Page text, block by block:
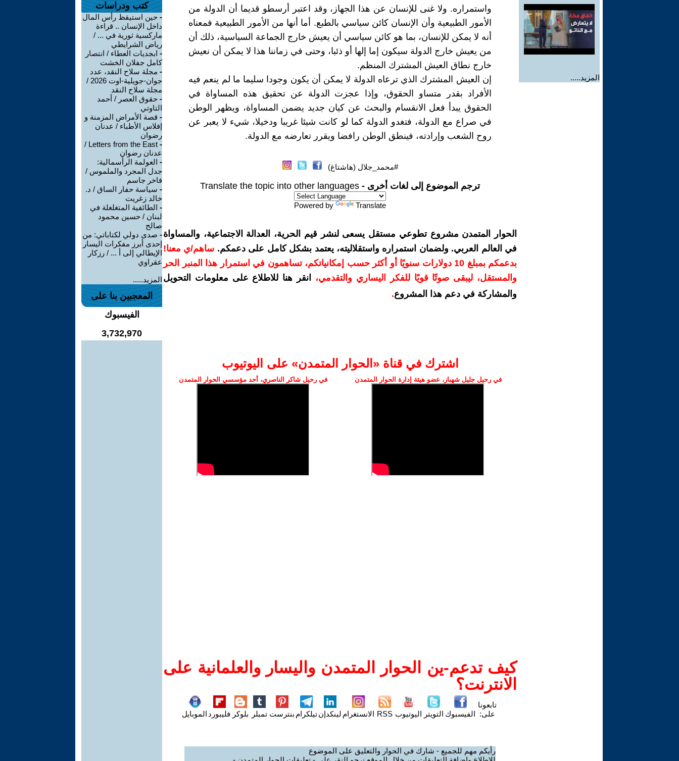
المزيد.....
واستمراره. ولا غنى للإنسان عن هذا الجهاز، وقد اعتبر أرسطو قديما أن الدولة من
الأمور الطبيعية وأن الإنسان كائن سياسي بالطبع. أما أنها من الأمور الطبيعية فمعناه
أنه لا يمكن للإنسان، بما هو كائن سياسي أن يعيش خارج الجماعة السياسية، ذلك أن
من يعيش خارج الدولة سيكون إما إلها أو ذئبا، وحتى في زماننا هذا لا يمكن أن نعيش
خارج نطاق العيش المشترك المنظم.
إن العيش المشترك الذي ترعاه الدولة لا يمكن أن يكون وجودا سليما ما لم ينعم فيه
الأفراد بقدر متساو الحقوق، وإذا عجزت الدولة عن تحقيق هذه المساواة في
الحقوق يبدأ فعل الانقسام والبحث عن كيان جديد يضمن المساواة، ويظهر الوطن
في صراع مع الدولة، فتغدو الدولة كما لو كانت شيئا غريبا ودخيلا، شيء لا يعبر عن
روح الشعب وإرادته، فينطق الوطن رافضا ويقرر تعارضه مع الدولة.
#محمد_جلال (هاشتاغ)
ترجم الموضوع إلى لغات أخرى - Translate the topic into other languages
Powered by Translate
الحوار المتمدن مشروع تطوعي مستقل يسعى لنشر قيم الحرية، العدالة الاجتماعية، والمساواة
في العالم العربي. ولضمان استمراره واستقلاليته، يعتمد بشكل كامل على دعمكم. ساهم/ي معنا!
بدعمكم بمبلغ 10 دولارات سنويًا أو أكثر حسب إمكانياتكم، تساهمون في استمرار هذا المنبر الحر
والمستقل، ليبقى صوتًا قويًا للفكر اليساري والتقدمي،
انقر هنا للاطلاع على معلومات التحويل
والمشاركة في دعم هذا المشروع.
اشترك في قناة ‫«الحوار المتمدن» على اليوتيوب
في رحيل جليل شهباز، عضو هيئة إدارة الحوار المتمدن في رحيل شاكر الناصري، أحد مؤسسي الحوار المتمدن
كيف تدعم-ين الحوار المتمدن واليسار والعلمانية على
الانترنت؟
تابعونا
على: الفيسبوك التويتر اليوتيوب RSS الانستغرام لينكدإنتيلكرام بنترست تمبلر بلوكر فليبورد الموبايل
رأيكم مهم للجميع - شارك في الحوار والتعليق على الموضوع
كتب ودراسات
- حين استيقظ رأس المال
داخل الإنسان .. قراءة
ماركسية ثورية في ... /
رياض الشرايطي
- ابجديات العطاء / انتصار
كامل جفلان الخشت
- مجلة سلاح النقد، عدد
جوان-جويلية-اوت 2026 /
مجلة سلاح النقد
- حقوق العصر / أحمد
التاوتي
- قصة الأمراض المزمنة و
إفلاس الأطباء / عدنان
رضوان
-
Letters from the East /
عدنان رضوان
- العولمة الرأسمالية:
جدل المجرد والملموس /
فاخر جاسم
- سياسة حفار الساق / د.
خالد زغريت
- الطائفية المتغلغلة في
لبنان / حسين محمود
صالح
- صدى دولي لكتاباتي: من
إحدى أبرز مفكرات اليسار
الإيطالي إلى أ ... / رزكار
عقراوي
المزيد.....
المعجبين بنا على
الفيسبوك
3,732,970